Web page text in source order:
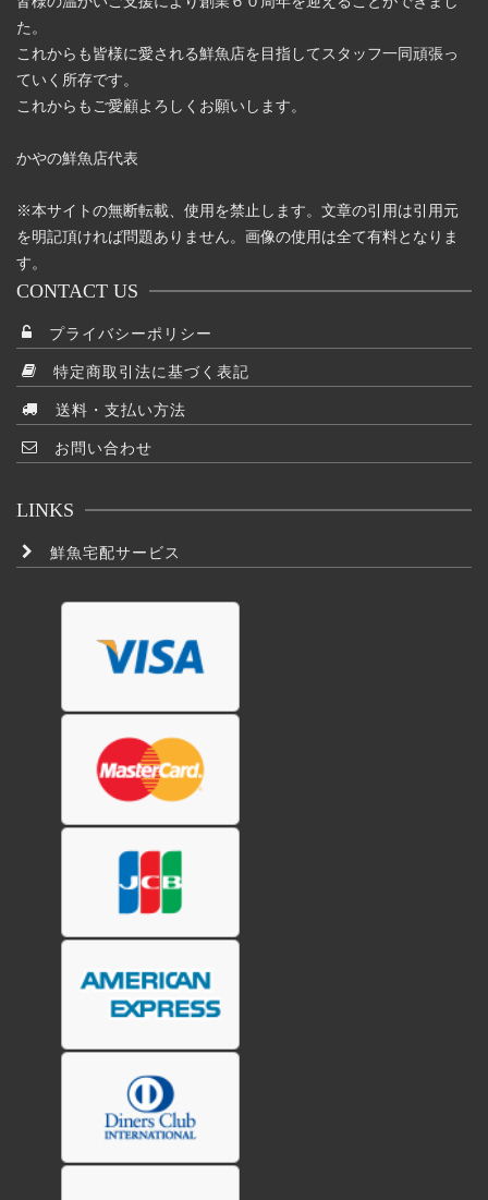
た。
これからも皆様に愛される鮮魚店を目指してスタッフ一同頑張っ
ていく所存です。
これからもご愛顧よろしくお願いします。
かやの鮮魚店代表
※本サイトの無断転載、使用を禁止します。文章の引用は引用元
を明記頂ければ問題ありません。画像の使用は全て有料となりま
す。
CONTACT US
プライバシーポリシー
特定商取引法に基づく表記
送料・支払い方法
お問い合わせ
LINKS
鮮魚宅配サービス